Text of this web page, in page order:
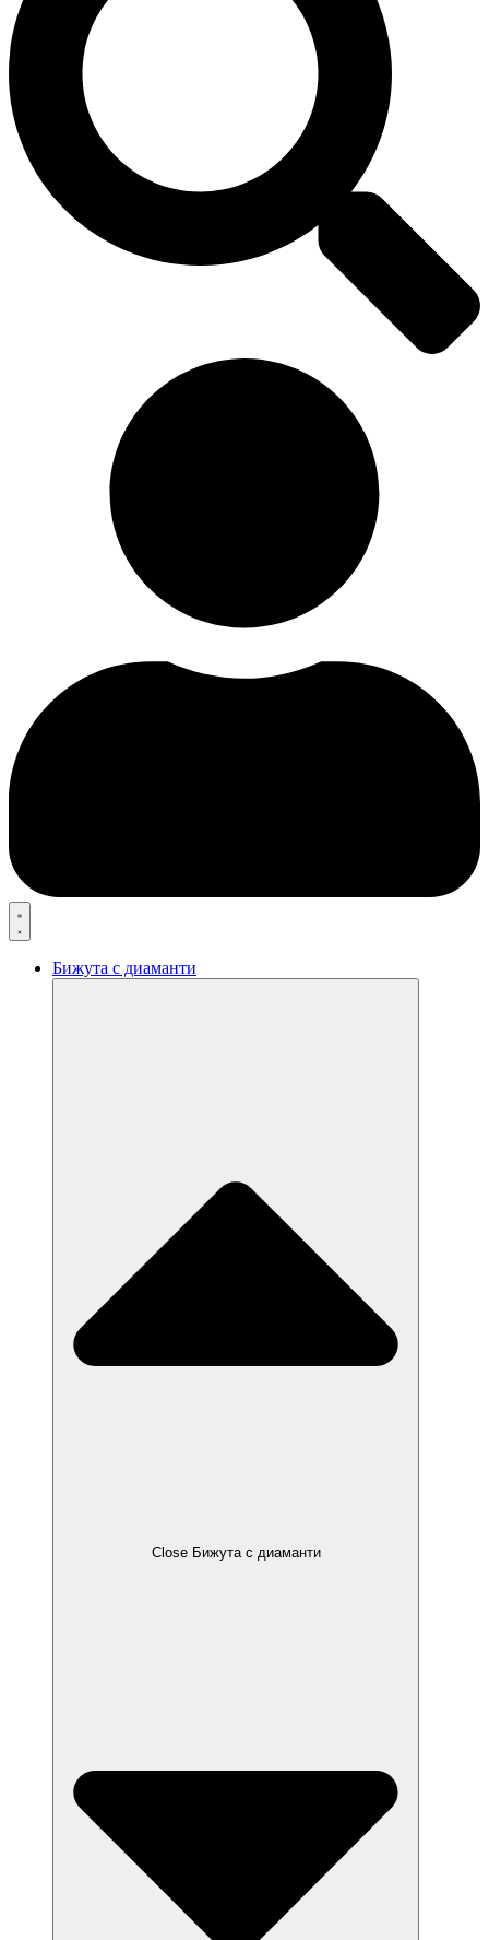
Бижута с диаманти
Close Бижута с диаманти